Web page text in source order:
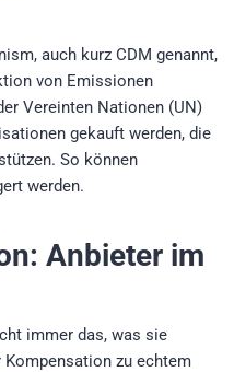
auch kurz CDM genannt,
von Emissionen
Vereinten Nationen (UN)
gekauft werden, die
So können
werden.
Anbieter im
immer das, was sie
zu echtem